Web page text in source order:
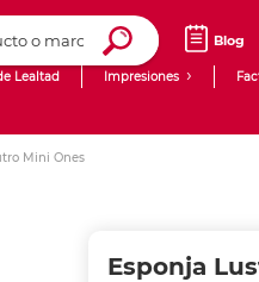
Blog
Lealtad Impresiones
Mini Ones
Esponja